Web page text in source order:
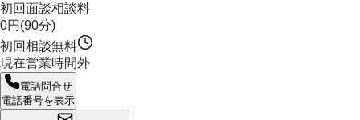
初回面談相談料
0円(90分)
初回相談無料
現在営業時間外
電話問合せ
電話番号を表示